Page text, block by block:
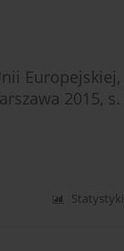
Europejskiej,
2015, s.
Statystyki